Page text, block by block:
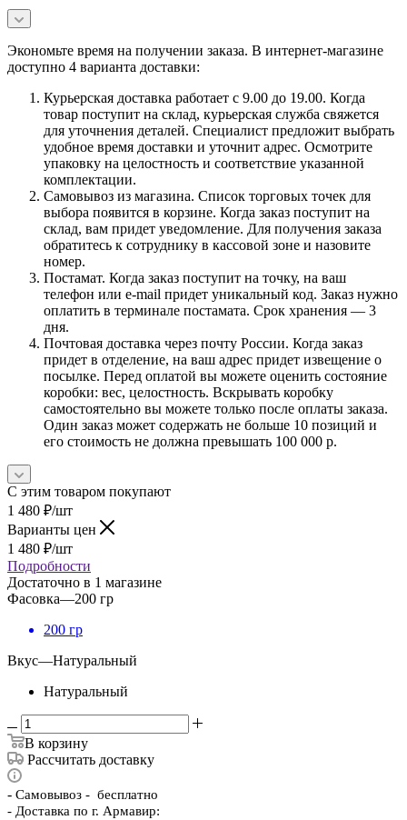
Экономьте время на получении заказа. В интернет-магазине
доступно 4 варианта доставки:
Курьерская доставка работает с 9.00 до 19.00. Когда
товар поступит на склад, курьерская служба свяжется
для уточнения деталей. Специалист предложит выбрать
удобное время доставки и уточнит адрес. Осмотрите
упаковку на целостность и соответствие указанной
комплектации.
Самовывоз из магазина. Список торговых точек для
выбора появится в корзине. Когда заказ поступит на
склад, вам придет уведомление. Для получения заказа
обратитесь к сотруднику в кассовой зоне и назовите
номер.
Постамат. Когда заказ поступит на точку, на ваш
телефон или e-mail придет уникальный код. Заказ нужно
оплатить в терминале постамата. Срок хранения — 3
дня.
Почтовая доставка через почту России. Когда заказ
придет в отделение, на ваш адрес придет извещение о
посылке. Перед оплатой вы можете оценить состояние
коробки: вес, целостность. Вскрывать коробку
самостоятельно вы можете только после оплаты заказа.
Один заказ может содержать не больше 10 позиций и
его стоимость не должна превышать 100 000 р.
С этим товаром покупают
1 480 ₽/шт
Варианты цен
1 480 ₽/шт
Подробности
Достаточно в 1 магазине
Фасовка—200 гр
200 гр
Вкус—Натуральный
Натуральный
В корзину
Рассчитать доставку
- Самовывоз - бесплатно
- Доставка по г. Армавир: